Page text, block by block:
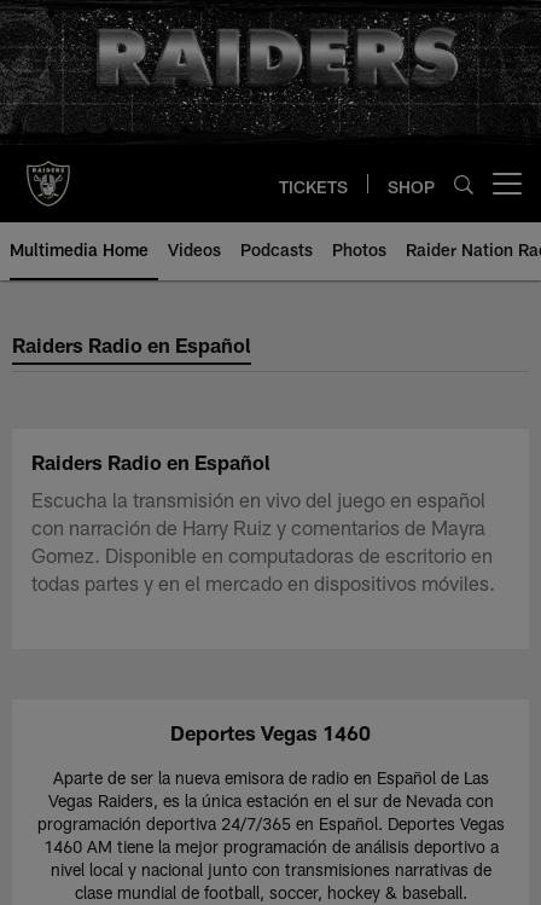
Skip
to
main
content
TICKETS SHOP
Multimedia Home Videos Podcasts Photos Raider Nation
Raiders Radio en Español
Raiders Radio en Español
Raiders Radio en Español
Escucha la transmisión en vivo del juego en español
con narración de Harry Ruiz y comentarios de Mayra
Gomez. Disponible en computadoras de escritorio en
todas partes y en el mercado en dispositivos móviles.
Deportes Vegas 1460
Aparte de ser la nueva emisora de radio en Español de Las
Vegas Raiders, es la única estación en el sur de Nevada con
programación deportiva 24/7/365 en Español. Deportes Vegas
1460 AM tiene la mejor programación de análisis deportivo a
nivel local y nacional junto con transmisiones narrativas de
clase mundial de football, soccer, hockey & baseball.